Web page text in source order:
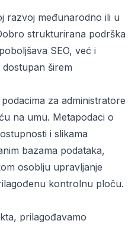
razvoj međunarodno ili u
strukturirana podrška
SEO, već i
širem
za administratore
na umu. Metapodaci o
i slikama
bazama podataka,
osoblju upravljanje
kontrolnu ploču.
prilagođavamo